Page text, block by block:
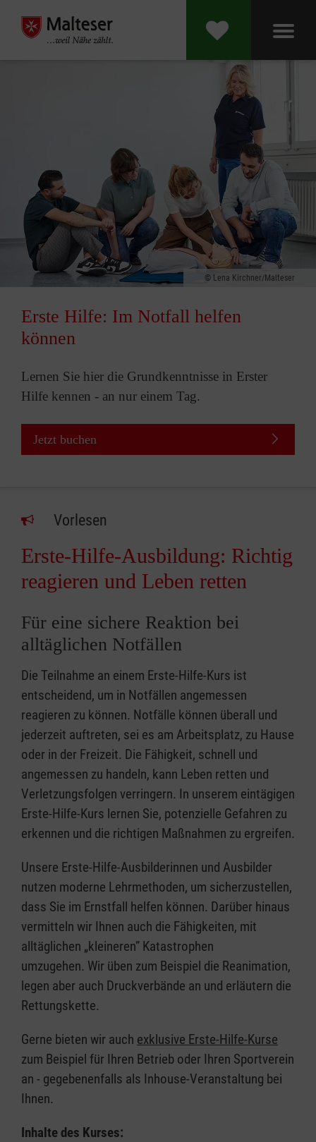
Lena Kirchner/Malteser
Erste Hilfe: Im Notfall helfen
können
Lernen Sie hier die Grundkenntnisse in Erster
Hilfe kennen - an nur einem Tag.
Jetzt buchen
Vorlesen
Erste-Hilfe-Ausbildung: Richtig
reagieren und Leben retten
Für eine sichere Reaktion bei
alltäglichen Notfällen
Die Teilnahme an einem Erste-Hilfe-Kurs ist
entscheidend, um in Notfällen angemessen
reagieren zu können. Notfälle können überall und
jederzeit auftreten, sei es am Arbeitsplatz, zu Hause
oder in der Freizeit. Die Fähigkeit, schnell und
angemessen zu handeln, kann Leben retten und
Verletzungsfolgen verringern. In unserem eintägigen
Erste-Hilfe-Kurs lernen Sie, potenzielle Gefahren zu
erkennen und die richtigen Maßnahmen zu ergreifen.
Unsere Erste-Hilfe-Ausbilderinnen und Ausbilder
nutzen moderne Lehrmethoden, um sicherzustellen,
dass Sie im Ernstfall helfen können. Darüber hinaus
vermitteln wir Ihnen auch die Fähigkeiten, mit
alltäglichen „kleineren” Katastrophen
umzugehen. Wir üben zum Beispiel die Reanimation,
legen aber auch Druckverbände an und erläutern die
Rettungskette.
Gerne bieten wir auch exklusive Erste-Hilfe-Kurse
zum Beispiel für Ihren Betrieb oder Ihren Sportverein
an - gegebenenfalls als Inhouse-Veranstaltung bei
Ihnen.
Inhalte des Kurses: